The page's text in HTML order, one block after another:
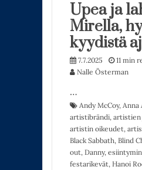
Upea ja
Mirella,
kyydistä
7.7.2025
11 min
Nalle Österman
…
Andy McCoy, Anna
artistibrändi, artistien
artistin oikeudet,
Black Sabbath, Blind
out, Danny,
festarikevät, Hanoi